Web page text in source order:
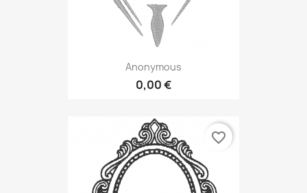
Anonymous
0,00 €
favorite_border